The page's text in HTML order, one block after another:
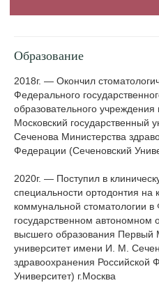
Образование
2018г. — Окончил
Федерального
образовательного
Московский государственный
Сеченова Министерства
Федерации (Сеченовский
2020г. — Поступил в
специальности ортодонтия
коммунальной стоматологии
государственном автономном
высшего образования Первый
университет имени И. М.
здравоохранения Российской
Университет) г.Москва